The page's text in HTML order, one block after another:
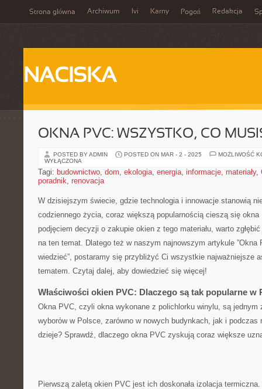
Strona główna Archiwum Ivi Karny Pogoń Redakcja
NACISKA
OKNA PVC: WSZYSTKO, CO
POSTED BY ADMIN POSTED ON MAR - 2 - 2025
MOŻLIWOŚĆ
WYŁĄCZONA
Tagi: budownictwo, dom, ekologia, energia, informacje, materiały,
poradnik, renovacja
W dzisiejszym ‍świecie, gdzie‍ technologia i innowacje stanowią⁤
codziennego życia, coraz większą ​popularnością cieszą się
podjęciem ​decyzji ⁢o⁤ zakupie okien z tego materiału, ⁣warto
na ten temat. ‍Dlatego też w naszym najnowszym artykule
wiedzieć”, postaramy⁣ się przybliżyć ‌Ci wszystkie‍ najważniejsze
tematem. Czytaj dalej, aby dowiedzieć‌ się więcej!
Właściwości okien ⁤PVC: Dlaczego są tak popularne w
Okna PVC, czyli okna wykonane z polichlorku winylu, są ⁢jednym
wyborów w ‍Polsce, zarówno w ​nowych budynkach, jak i podczas
dzieje? ⁣Sprawdź, dlaczego ‌okna PVC ‍zyskują coraz większe​
Pierwszą zaletą okien⁣ PVC jest ich doskonała izolacja